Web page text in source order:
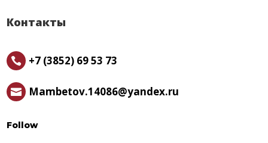
Контакты
 +7 (3852) 69 53 73
 Mambetov.14086@yandex.ru
Follow